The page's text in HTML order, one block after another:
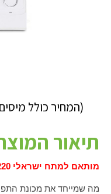
(המחיר כולל
תיאור
מותאם למתח ישראלי 220 וולט.
מה שמייחד את מכונת